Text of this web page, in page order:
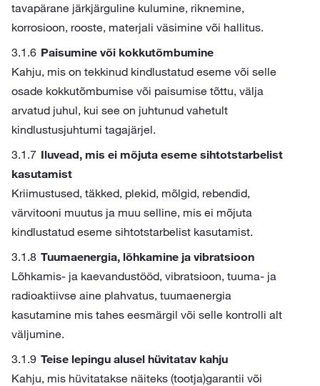
tavapärane järkjärguline kulumine, riknemine,
korrosioon, rooste, materjali väsimine või hallitus.
Paisumine või kokkutõmbumine
Kahju, mis on tekkinud kindlustatud eseme või selle
osade kokkutõmbumise või paisumise tõttu, välja
arvatud juhul, kui see on juhtunud vahetult
kindlustusjuhtumi tagajärjel.
Iluvead, mis ei mõjuta eseme sihtotstarbelist
kasutamist
Kriimustused, täkked, plekid, mõlgid, rebendid,
värvitooni muutus ja muu selline, mis ei mõjuta
kindlustatud eseme sihtotstarbelist kasutamist.
Tuumaenergia, lõhkamine ja vibratsioon
Lõhkamis- ja kaevandustööd, vibratsioon, tuuma- ja
radioaktiivse aine plahvatus, tuumaenergia
kasutamine mis tahes eesmärgil või selle kontrolli alt
väljumine.
Teise lepingu alusel hüvitatav kahju
Kahju, mis hüvitatakse näiteks (tootja)garantii või